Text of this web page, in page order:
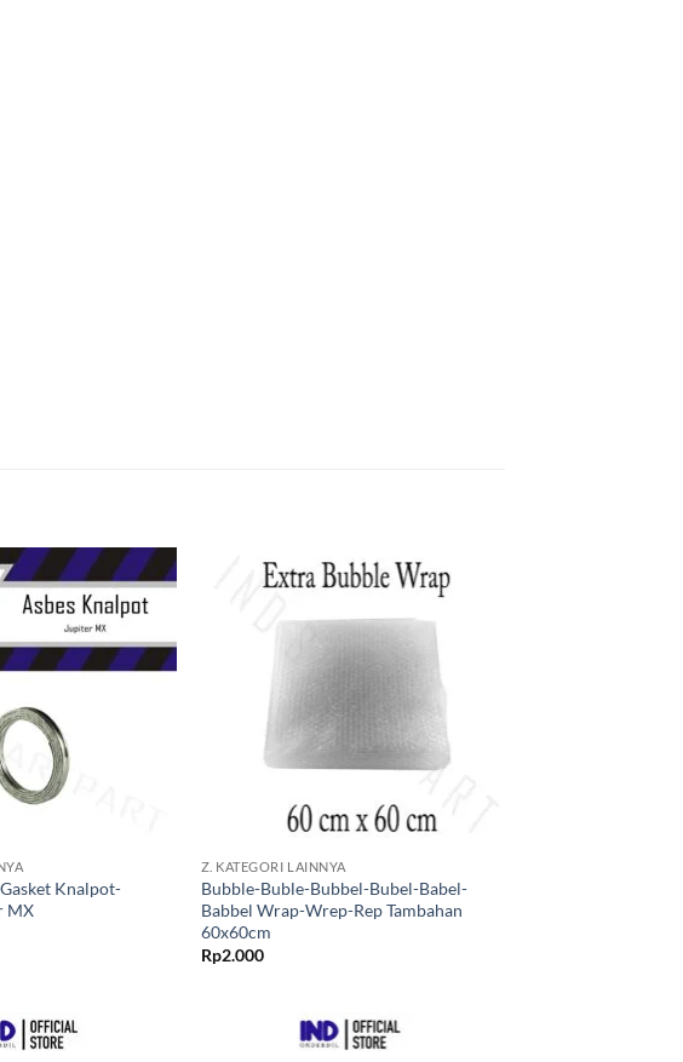
Tambahkan
ke Wishlist
Knalpot-
MX
Z. KATEGORI LAINNYA
Bubble-Buble-Bubbel-Bubel-Babel-
Babbel Wrap-Wrep-Rep Tambahan
60x60cm
Rp2.000